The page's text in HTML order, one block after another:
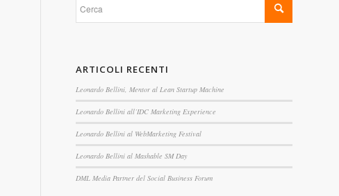
ARTICOLI RECENTI
Leonardo Bellini, Mentor al Lean Startup Machine
Leonardo Bellini all’IDC Marketing Experience
Leonardo Bellini al WebMarketing Festival
Leonardo Bellini al Mashable SM Day
DML Media Partner del Social Business Forum